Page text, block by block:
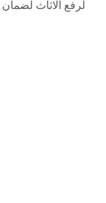
لرفع الاثاث لضمان